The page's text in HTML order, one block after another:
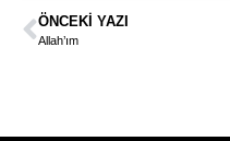
ÖNCEKI YAZI
Allah’ım